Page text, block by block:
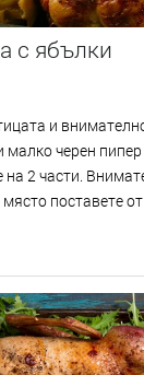
с ябълки
и
малко черен
на 2 части.
поставете от